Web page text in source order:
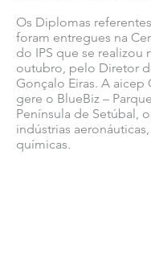
Os Diplomas
foram entregues na
do IPS que se realizou
outubro, pelo Diretor
Gonçalo Eiras. A aicep
gere o BlueBiz –
Península de Setúbal,
indústrias
químicas.